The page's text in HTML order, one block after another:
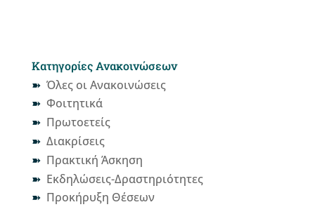
Κατηγορίες Ανακοινώσεων
Όλες οι Ανακοινώσεις
Φοιτητικά
Πρωτοετείς
Διακρίσεις
Πρακτική Άσκηση
Εκδηλώσεις-Δραστηριότητες
Προκήρυξη Θέσεων